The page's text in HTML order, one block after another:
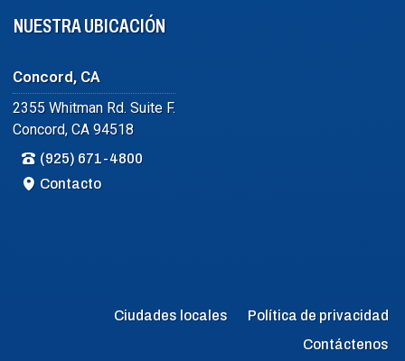
NUESTRA UBICACIÓN
Concord, CA
2355 Whitman Rd. Suite F.
Concord, CA 94518
(925) 671-4800
Contacto
Ciudades locales
Política de privacidad
Contáctenos